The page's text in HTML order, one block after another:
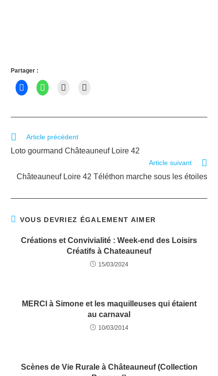
Partager :
Article précédent
Loto gourmand Châteauneuf Loire 42
Article suivant
Châteauneuf Loire 42 Téléthon marche sous les étoiles
VOUS DEVRIEZ ÉGALEMENT AIMER
Créations et Convivialité : Week-end des Loisirs
Créatifs à Chateauneuf
15/03/2024
MERCI à Simone et les maquilleuses qui étaient
au carnaval
10/03/2014
Scènes de Vie Rurale à Châteauneuf (Collection